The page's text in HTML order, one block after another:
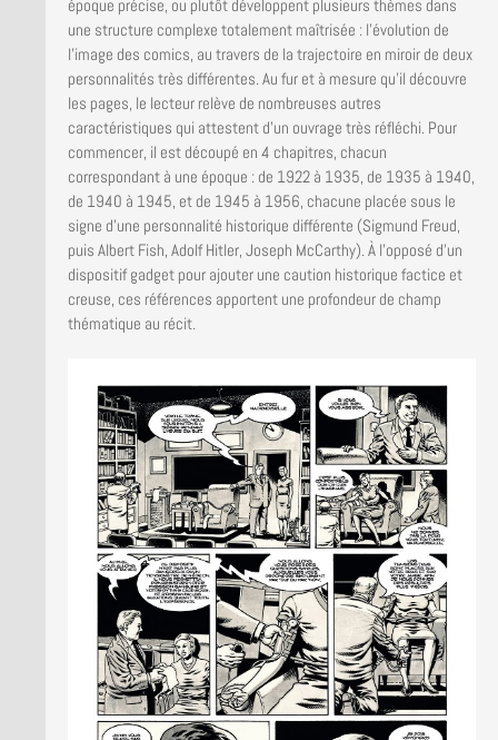
époque précise, ou plutôt développent plusieurs thèmes dans
une structure complexe totalement maîtrisée : l’évolution de
l’image des comics, au travers de la trajectoire en miroir de deux
personnalités très différentes. Au fur et à mesure qu’il découvre
les pages, le lecteur relève de nombreuses autres
caractéristiques qui attestent d’un ouvrage très réfléchi. Pour
commencer, il est découpé en 4 chapitres, chacun
correspondant à une époque : de 1922 à 1935, de 1935 à 1940,
de 1940 à 1945, et de 1945 à 1956, chacune placée sous le
signe d’une personnalité historique différente (Sigmund Freud,
puis Albert Fish, Adolf Hitler, Joseph McCarthy). À l’opposé d’un
dispositif gadget pour ajouter une caution historique factice et
creuse, ces références apportent une profondeur de champ
thématique au récit.